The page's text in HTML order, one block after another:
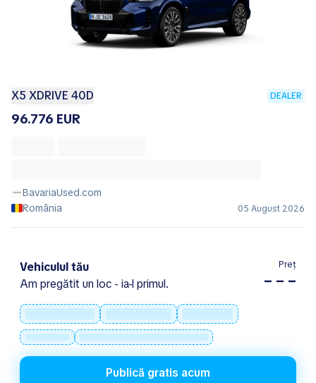
X5 XDRIVE 40D DEALER
96.776 EUR
BavariaUsed.com
România
05 August 2026
Vehiculul tău
Am pregătit un loc - ia-l primul.
Preț
– – –
Publică gratis acum